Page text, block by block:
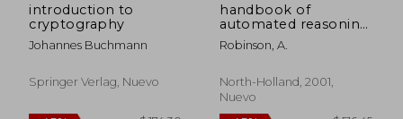
introduction to
cryptography
Johannes Buchmann
Springer Verlag, Nuevo
handbook of
automated reasoning
(en Inglés)
Robinson, A.
North-Holland, 2001,
Nuevo